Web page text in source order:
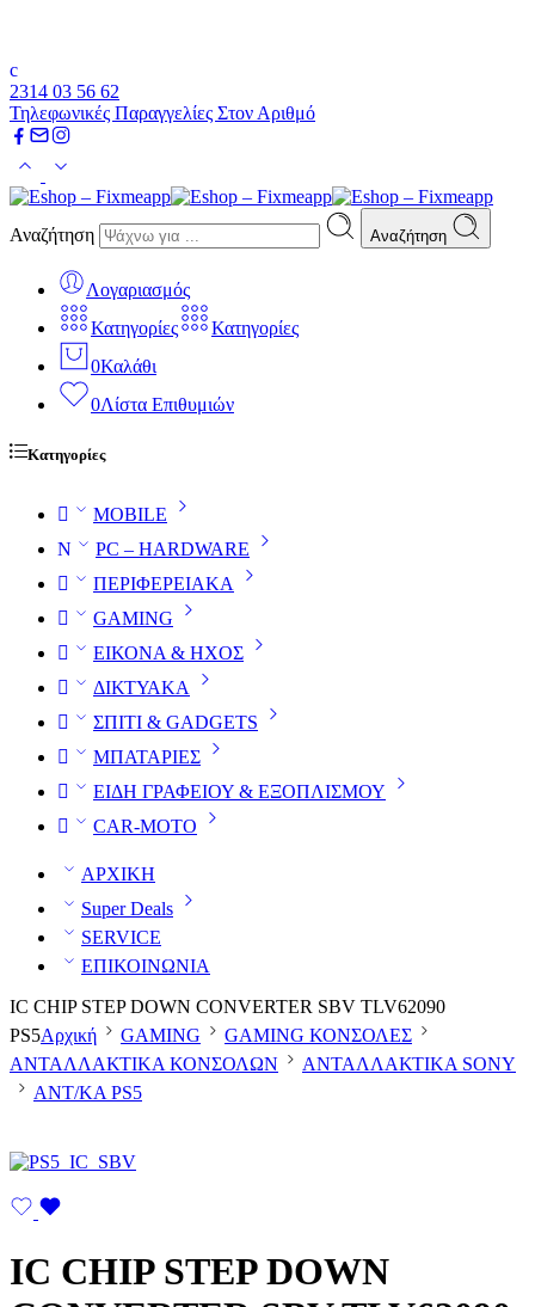
2314 03 56 62
Τηλεφωνικές Παραγγελίες Στον Αριθμό
Αναζήτηση Αναζήτηση
Λογαριασμός
Κατηγορίες
Κατηγορίες
0Καλάθι
0Λίστα Επιθυμιών
Κατηγορίες
MOBILE
PC – HARDWARE
ΠΕΡΙΦΕΡΕΙΑΚΑ
GAMING
ΕΙΚΟΝΑ & ΗΧΟΣ
ΔΙΚΤΥΑΚΑ
ΣΠΙΤΙ & GADGETS
ΜΠΑΤΑΡΙΕΣ
ΕΙΔΗ ΓΡΑΦΕΙΟΥ & ΕΞΟΠΛΙΣΜΟΥ
CAR-MOTO
ΑΡΧΙΚΗ
Super Deals
SERVICE
ΕΠΙΚΟΙΝΩΝΙΑ
IC CHIP STEP DOWN CONVERTER SBV TLV62090
PS5Αρχική GAMING
GAMING ΚΟΝΣΟΛΕΣ
ΑΝΤΑΛΛΑΚΤΙΚΑ ΚΟΝΣΟΛΩΝ
ΑΝΤΑΛΛΑΚΤΙΚΑ SONY
ΑΝΤ/ΚΑ PS5
IC CHIP STEP DOWN